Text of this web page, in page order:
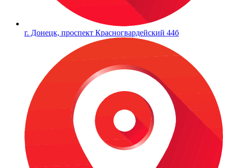
г. Донецк, проспект Красногвардейский 44б